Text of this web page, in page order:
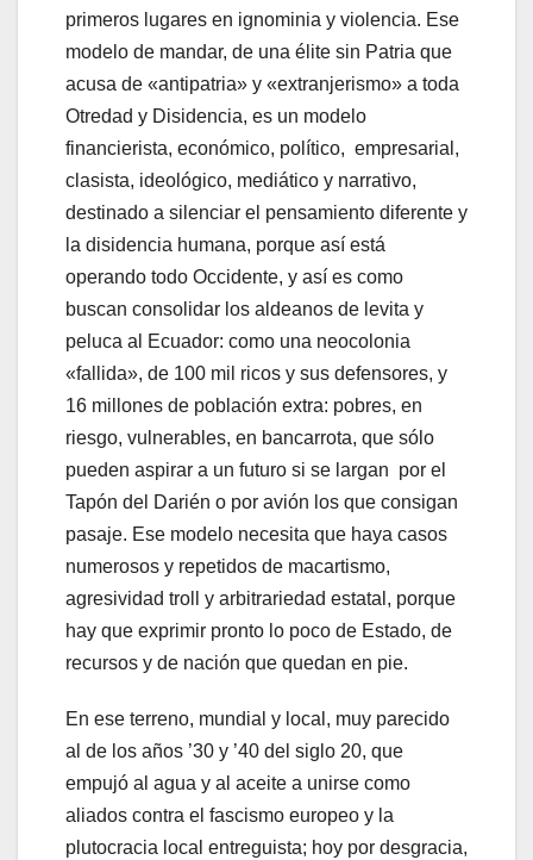
primeros lugares en ignominia y violencia. Ese
modelo de mandar, de una élite sin Patria que
acusa de «antipatria» y «extranjerismo» a toda
Otredad y Disidencia, es un modelo
financierista, económico, político, empresarial,
clasista, ideológico, mediático y narrativo,
destinado a silenciar el pensamiento diferente y
la disidencia humana, porque así está
operando todo Occidente, y así es como
buscan consolidar los aldeanos de levita y
peluca al Ecuador: como una neocolonia
«fallida», de 100 mil ricos y sus defensores, y
16 millones de población extra: pobres, en
riesgo, vulnerables, en bancarrota, que sólo
pueden aspirar a un futuro si se largan por el
Tapón del Darién o por avión los que consigan
pasaje. Ese modelo necesita que haya casos
numerosos y repetidos de macartismo,
agresividad troll y arbitrariedad estatal, porque
hay que exprimir pronto lo poco de Estado, de
recursos y de nación que quedan en pie.
En ese terreno, mundial y local, muy parecido
al de los años ’30 y ’40 del siglo 20, que
empujó al agua y al aceite a unirse como
aliados contra el fascismo europeo y la
plutocracia local entreguista; hoy por desgracia,